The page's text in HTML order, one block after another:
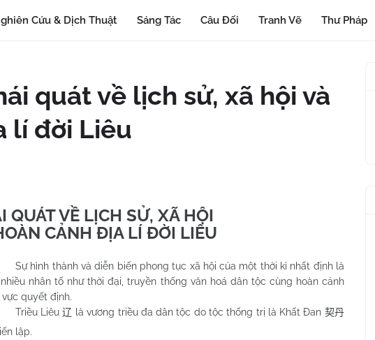
Cứu & Dịch Thuật Sáng Tác Câu Đối Tranh Vẽ Thư Pháp
quát về lịch sử, xã hội và
lí đời Liêu
QUÁT VỀ LỊCH SỬ, XÃ HỘI
CẢNH ĐỊA LÍ ĐỜI LIÊU
hình thành và diễn biến phong tục xã hội của một thời kì nhất định là
nhân tố như thời đại, truyền thống văn hoá dân tộc cùng hoàn cảnh
quyết định.
Liêu辽 là vương triều đa dân tộc do tộc thống trị là Khất Đan 契丹
lập.